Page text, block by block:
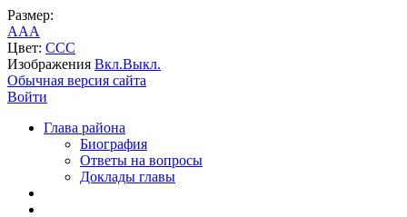
Размер:
AAA
Цвет: CCC
Изображения Вкл.Выкл.
Обычная версия сайта
Войти
Глава района
Биография
Ответы на вопросы
Доклады главы